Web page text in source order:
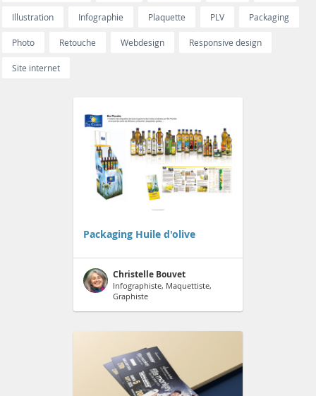
Illustration Infographie Plaquette PLV Packaging
Photo Retouche Webdesign Responsive design
Site internet
Packaging Huile d'olive
Christelle Bouvet
Infographiste, Maquettiste,
Graphiste